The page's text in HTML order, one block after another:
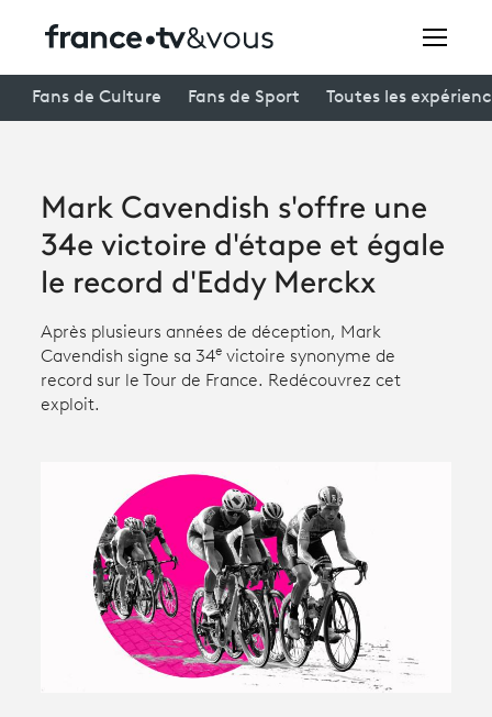
connexion
Avantages fidélité
À la une
Participer et assister à une émission
À votre écoute
Productions et innovation
Fans de Culture Fans de Sport Toutes les
Mark Cavendish s'offre une
34e victoire d'étape et égale
le record d'Eddy Merckx
Après plusieurs années de déception, Mark
Cavendish signe sa 34e victoire synonyme de
record sur le Tour de France. Redécouvrez cet
exploit.